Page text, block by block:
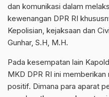
dan komunikasi dalam
kewenangan DPR RI
Kepolisian, kejaksaan dan
Gunhar, S.H, M.H.
Pada kesempatan lain
MKD DPR RI ini
positif. Dimana para aparat